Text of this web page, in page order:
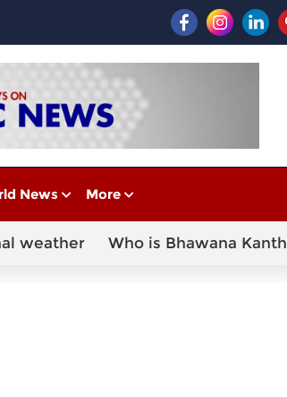
News More
weather Who is Bhawana Kanth